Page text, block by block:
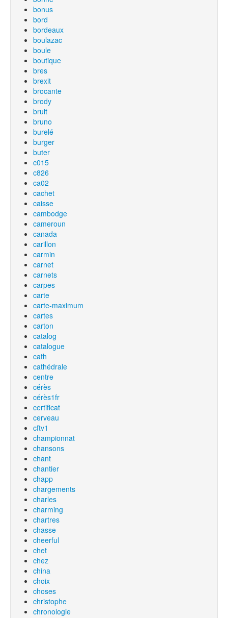
bonus
bord
bordeaux
boulazac
boule
boutique
bres
brexit
brocante
brody
bruit
bruno
burelé
burger
buter
c015
c826
ca02
cachet
caisse
cambodge
cameroun
canada
carillon
carmin
carnet
carnets
carpes
carte
carte-maximum
cartes
carton
catalog
catalogue
cath
cathédrale
centre
cérès
cérès1fr
certificat
cerveau
cftv1
championnat
chansons
chant
chantier
chapp
chargements
charles
charming
chartres
chasse
cheerful
chet
chez
china
choix
choses
christophe
chronologie